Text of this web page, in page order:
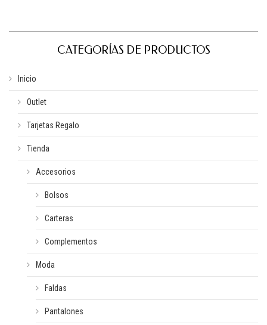
CATEGORÍAS DE PRODUCTOS
Inicio
Outlet
Tarjetas Regalo
Tienda
Accesorios
Bolsos
Carteras
Complementos
Moda
Faldas
Pantalones